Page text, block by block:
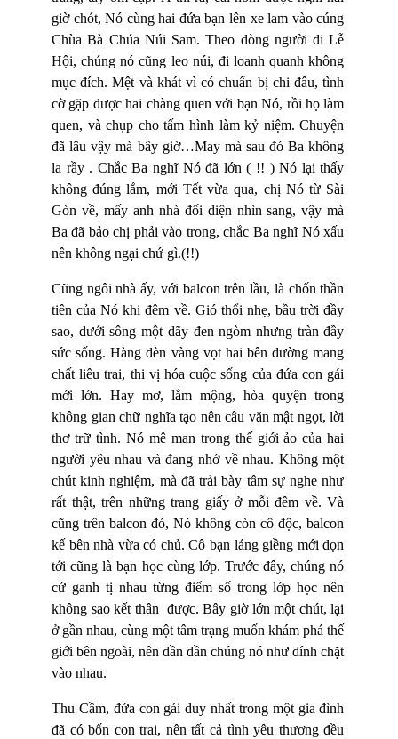
giờ chót, Nó cùng hai đứa bạn lên xe lam vào cúng
Chùa Bà Chúa Núi Sam. Theo dòng người đi Lễ
Hội, chúng nó cũng leo núi, đi loanh quanh không
mục đích. Mệt và khát vì có chuẩn bị chi đâu, tình
cờ gặp được hai chàng quen với bạn Nó, rồi họ làm
quen, và chụp cho tấm hình làm kỷ niệm. Chuyện
đã lâu vậy mà bây giờ…May mà sau đó Ba không
la rầy . Chắc Ba nghĩ Nó đã lớn ( !! ) Nó lại thấy
không đúng lắm, mới Tết vừa qua, chị Nó từ Sài
Gòn về, mấy anh nhà đối diện nhìn sang, vậy mà
Ba đã bảo chị phải vào trong, chắc Ba nghĩ Nó xấu
nên không ngại chứ gì.(!!)
Cũng ngôi nhà ấy, với balcon trên lầu, là chốn thần
tiên của Nó khi đêm về. Gió thổi nhẹ, bầu trời đầy
sao, dưới sông một dãy đen ngòm nhưng tràn đầy
sức sống. Hàng đèn vàng vọt hai bên đường mang
chất liêu trai, thi vị hóa cuộc sống của đứa con gái
mới lớn. Hay mơ, lắm mộng, hòa quyện trong
không gian chữ nghĩa tạo nên câu văn mật ngọt, lời
thơ trữ tình. Nó mê man trong thế giới ảo của hai
người yêu nhau và đang nhớ về nhau. Không một
chút kinh nghiệm, mà đã trải bày tâm sự nghe như
rất thật, trên những trang giấy ở mỗi đêm về. Và
cũng trên balcon đó, Nó không còn cô độc, balcon
kế bên nhà vừa có chủ. Cô bạn láng giềng mới dọn
tới cũng là bạn học cùng lớp. Trước đây, chúng nó
cứ ganh tị nhau từng điểm số trong lớp học nên
không sao kết thân được. Bây giờ lớn một chút, lại
ở gần nhau, cùng một tâm trạng muốn khám phá thế
giới bên ngoài, nên dần dần chúng nó như dính chặt
vào nhau.
Thu Cầm, đứa con gái duy nhất trong một gia đình
đã có bốn con trai, nên tất cả tình yêu thương đều